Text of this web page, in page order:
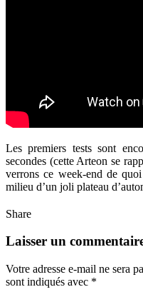
Les premiers tests sont
secondes (cette Arteon se
verrons ce week-end de
milieu d’un joli plateau
Share
Laisser un
Votre adresse e-mail ne sera
sont indiqués avec *